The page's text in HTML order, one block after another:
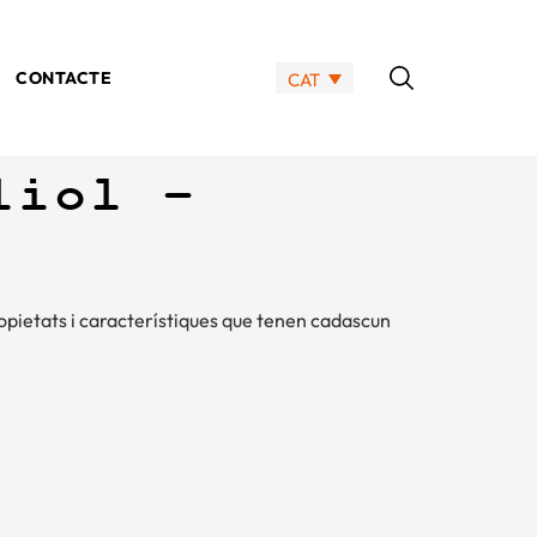
CONTACTE CAT
–
i característiques que tenen cadascun